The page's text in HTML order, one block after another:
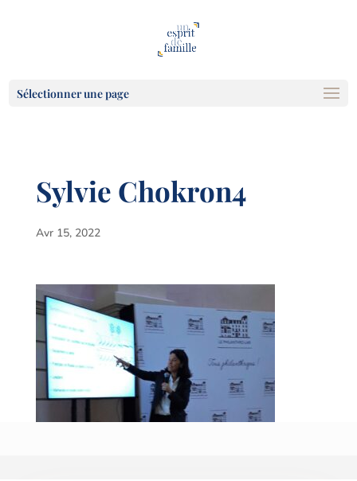
Sélectionner une page
Sylvie Chokron4
Avr 15, 2022